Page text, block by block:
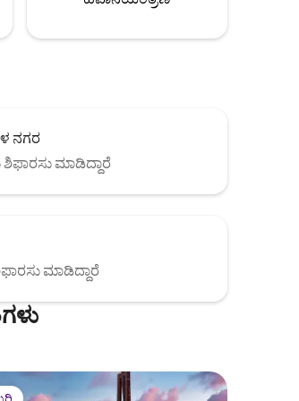
ನಗರ
ಮಾಡಿದ್ದಾರೆ
ಮಾಡಿದ್ದಾರೆ